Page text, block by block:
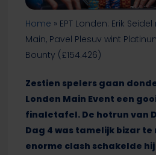
Home » EPT Londen: Erik
Main, Pavel Plesuv wint
Bounty (£154.426)
Zestien spelers gaan
Londen Main Event een
finaletafel. De hotrun van
Dag 4 was tamelijk bizar te
enorme clash schakelde